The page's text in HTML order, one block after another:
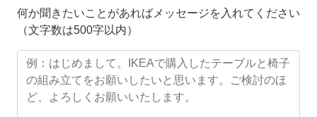
何か聞きたいことがあればメッセージを入れてください
（文字数は500字以内）